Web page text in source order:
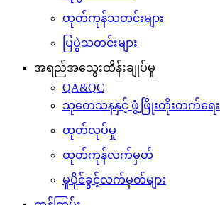
ထုတ်ကုန်သတင်းများ
ပြပွဲသတင်းများ
အရည်အသွေးထိန်းချုပ်မှု
QA&QC
သုတေသနနှင့် ဖွံ့ဖြိုးတိုးတက်ရေး
ထုတ်လုပ်မှု
ထုတ်ကုန်လက်မှတ်
မူပိုင်ခွင့်လက်မှတ်များ